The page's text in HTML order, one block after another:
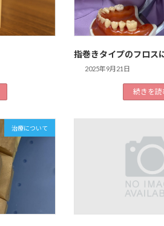
指巻きタイプのフロス
2025年9月21日
続きを読
治療について